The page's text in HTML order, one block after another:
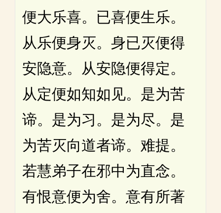
便大乐喜。已喜便生乐。
从乐便身灭。身已灭便得
安隐意。从安隐便得定。
从定便如知如见。是为苦
谛。是为习。是为尽。是
为苦灭向道者谛。难提。
若慧弟子在邪中为直念。
有恨意便为舍。意有所著